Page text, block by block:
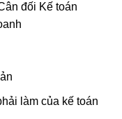
đối Kế toán
làm của kế toán